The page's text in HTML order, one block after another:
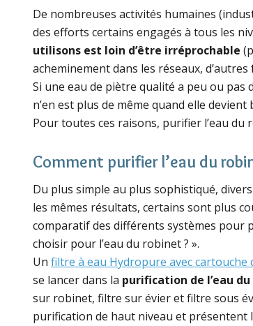
De nombreuses activités humaines
des efforts certains engagés à tous les
utilisons est loin d’être irréprochable
acheminement dans les réseaux,
Si une eau de piètre qualité a peu ou pas
n’en est plus de même quand elle
Pour toutes ces raisons, purifier l’eau
Comment purifier l’eau du
Du plus simple au plus sophistiqué,
les mêmes résultats, certains sont plus
comparatif des différents systèmes pour
choisir pour l’eau du robinet ? ».
Un filtre à eau Hydropure avec cartouche
se lancer dans la purification de l’eau
sur robinet, filtre sur évier et filtre sous
purification de haut niveau et présentent